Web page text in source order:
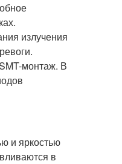
излучения
монтаж. В
и яркостью
в